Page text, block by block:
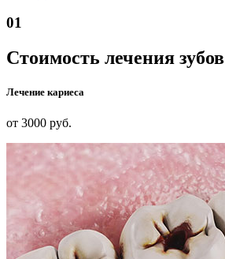
01
Стоимость лечения зубов
Лечение кариеса
от 3000 руб.